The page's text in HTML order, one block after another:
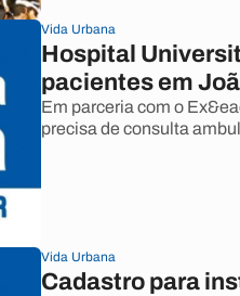
Vida Urbana
Hospital
pacientes em
Em parceria com o
precisa de consulta
Vida Urbana
Cadastro para